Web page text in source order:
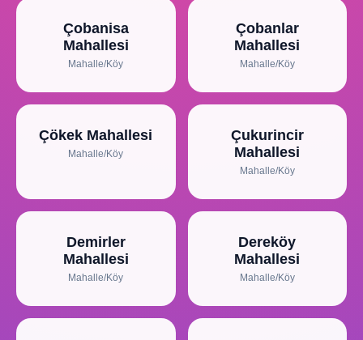
Çobanisa
Mahallesi
Mahalle/Köy
Çobanlar
Mahallesi
Mahalle/Köy
Çökek Mahallesi
Mahalle/Köy
Çukurincir
Mahallesi
Mahalle/Köy
Demirler
Mahallesi
Mahalle/Köy
Dereköy
Mahallesi
Mahalle/Köy